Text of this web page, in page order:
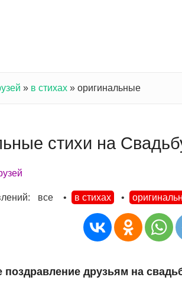
» в стихах » оригинальные
стихи на
все • в стихах •
поздравление друзьям на